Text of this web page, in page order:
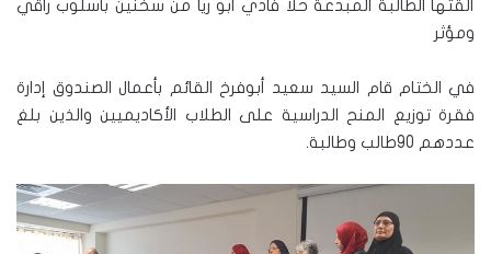
ألقتها الطالبة المبدعة حلا فادي أبو ريا من سخنين بأسلوب راقي
ومؤثر
في الختام قام السيد سعيد أبوفرخ القائم بأعمال الصندوق إدارة
فقرة توزيع المنح الدراسية على الطلاب الأكاديميين والذين بلغ
عددهم 90طالب وطالبة.